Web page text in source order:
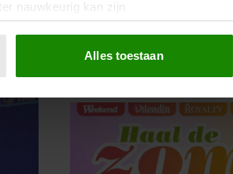
nauwkeurig kan zijn
(fingerprinting)
voor social media te bieden en om ons
site met onze partners voor social
andere informatie die u aan ze heeft
gaat akkoord met onze cookies als u
Alles toestaan